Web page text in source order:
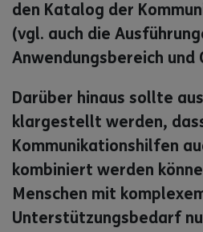
den Katalog der
(vgl. auch die
Anwendungsbereich und
Darüber hinaus sollte
klargestellt werden,
Kommunikationshilfen
kombiniert werden
Menschen mit
Unterstützungsbedarf